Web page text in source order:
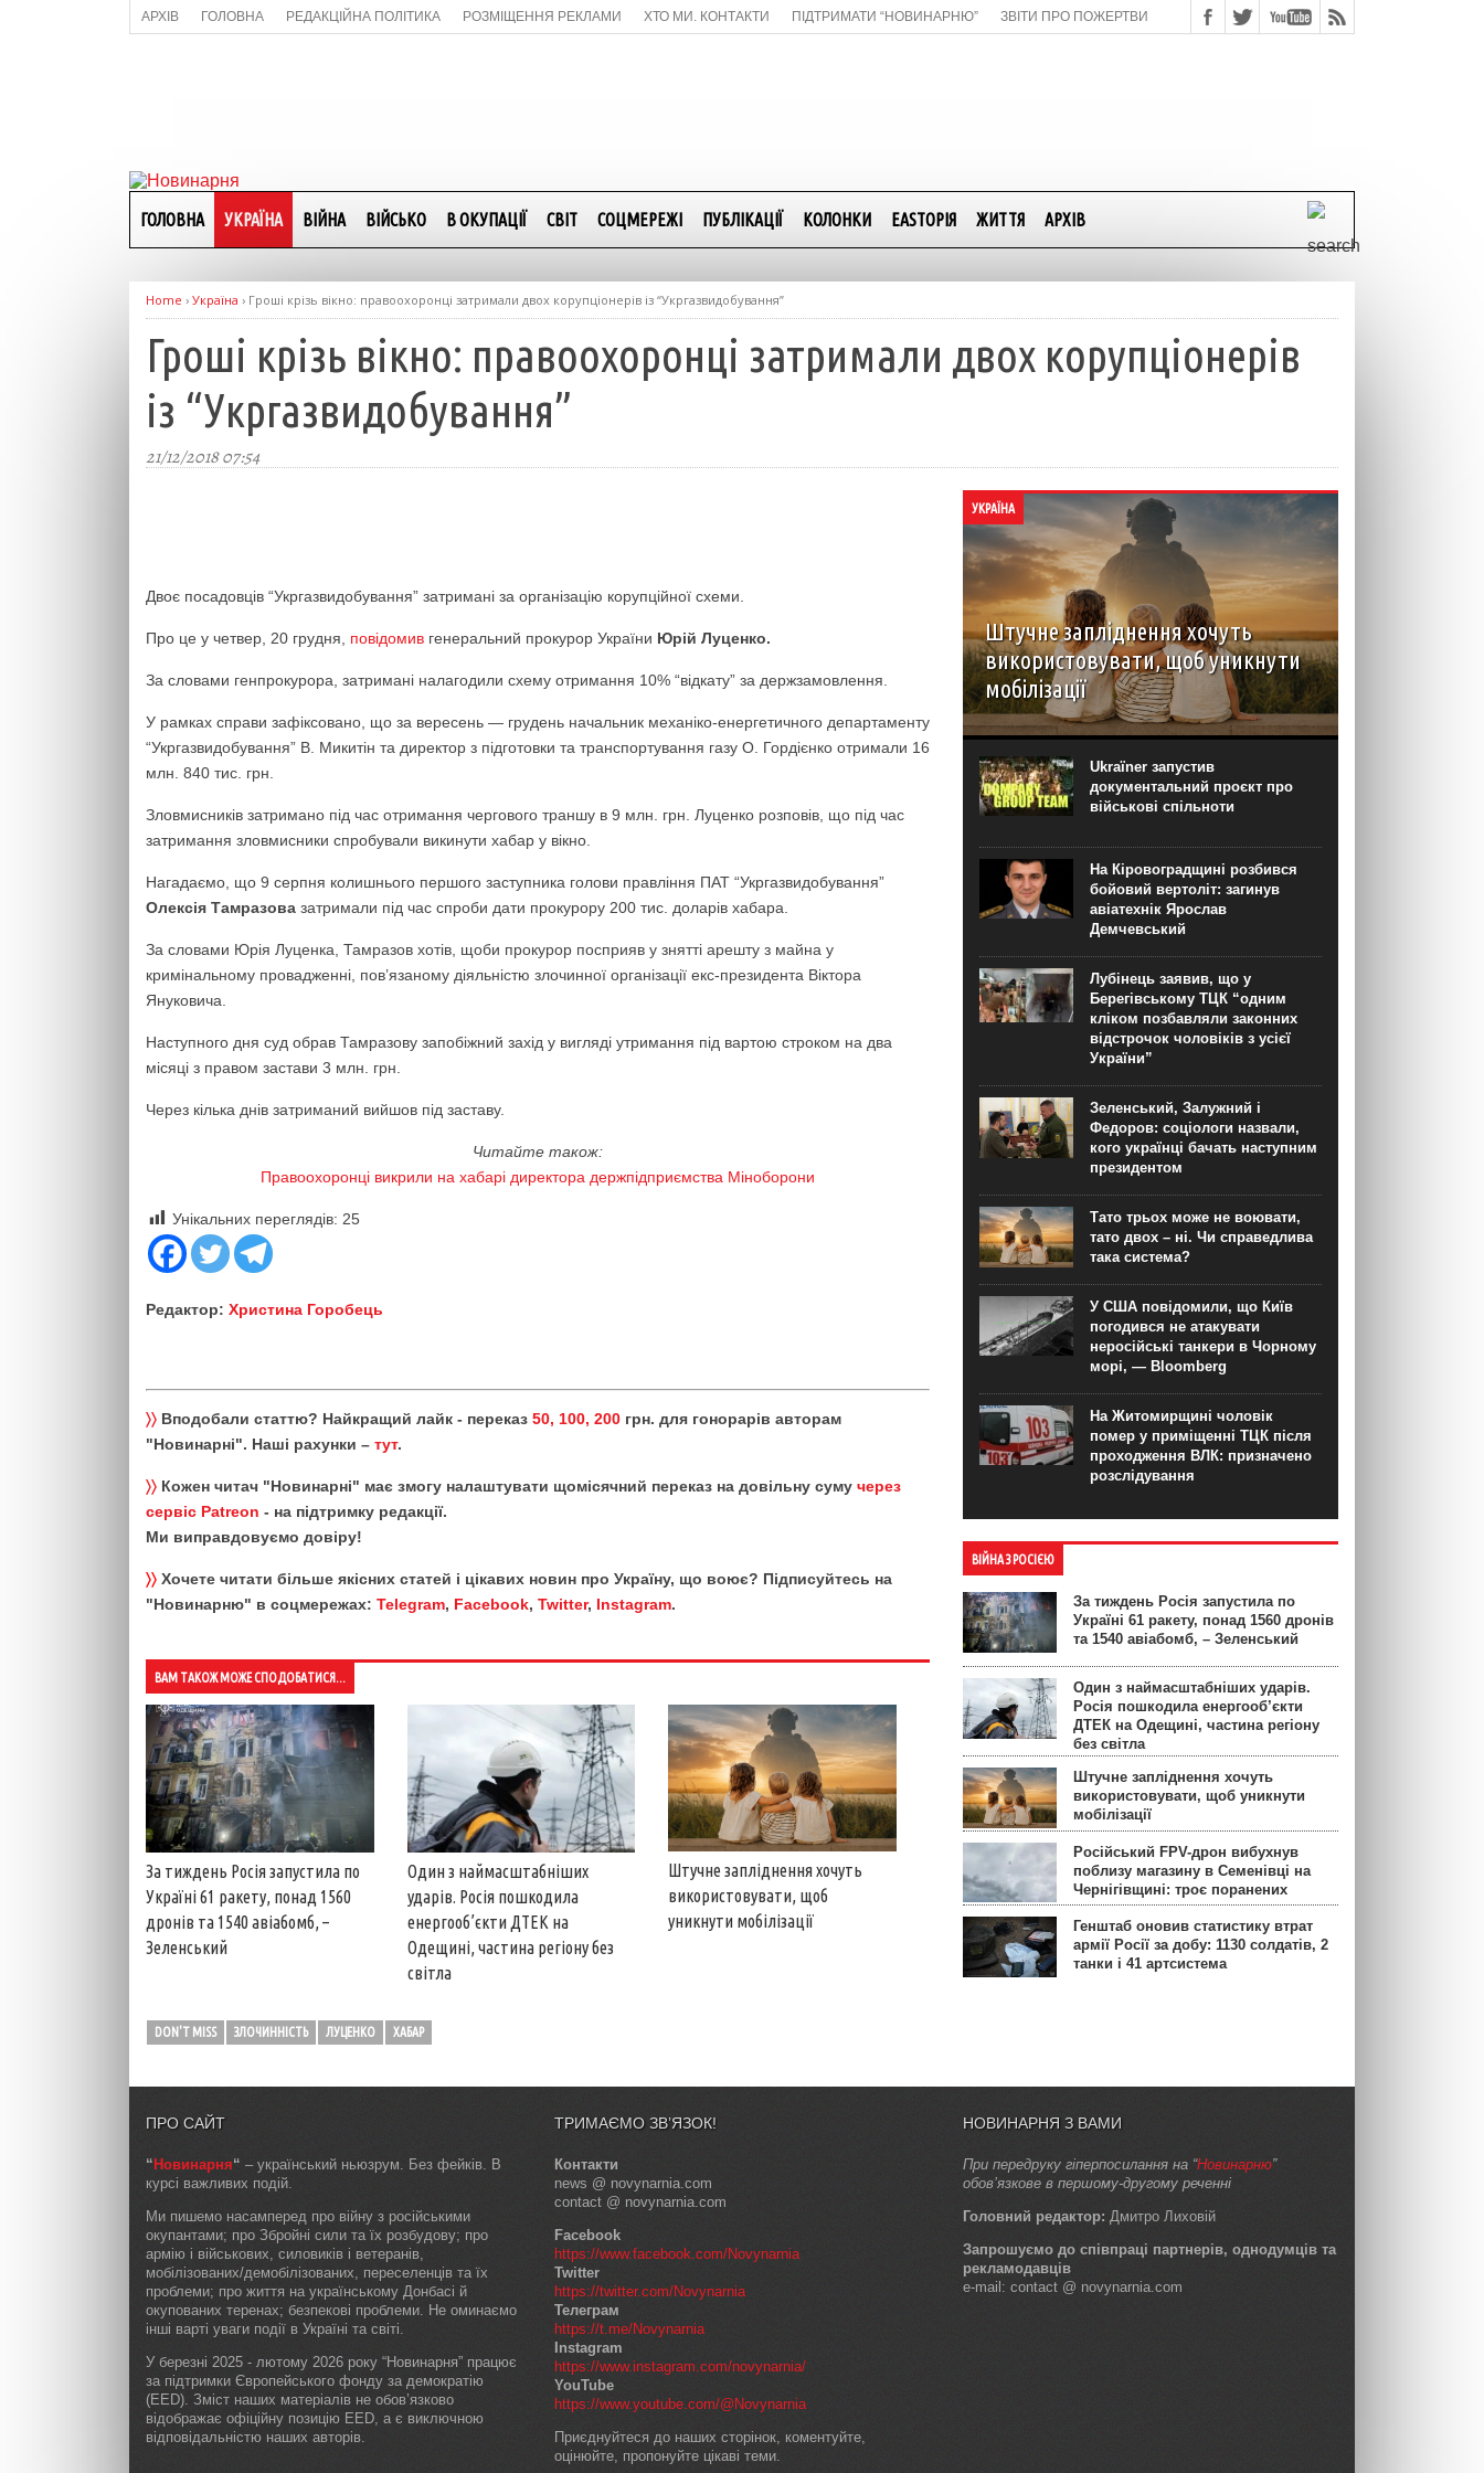
АРХІВ ГОЛОВНА РЕДАКЦІЙНА ПОЛІТИКА РОЗМІЩЕННЯ РЕКЛАМИ ХТО МИ. КОНТАКТИ ПІДТРИМАТИ “НОВИНАРНЮ” ЗВІТИ ПРО ПОЖЕРТВИ
ГОЛОВНА УКРАЇНА ВІЙНА ВІЙСЬКО В ОКУПАЦІЇ СВІТ СОЦМЕРЕЖІ ПУБЛІКАЦІЇ КОЛОНКИ EASTОРІЯ ЖИТТЯ АРХІВ
Home › Україна › Гроші крізь вікно: правоохоронці затримали двох корупціонерів із “Укргазвидобування”
Гроші крізь вікно: правоохоронці затримали двох корупціонерів
із “Укргазвидобування”
21/12/2018 07:54
Двоє посадовців “Укргазвидобування” затримані за організацію корупційної схеми.
Про це у четвер, 20 грудня, повідомив генеральний прокурор України Юрій Луценко.
За словами генпрокурора, затримані налагодили схему отримання 10% “відкату” за держзамовлення.
У рамках справи зафіксовано, що за вересень — грудень начальник механіко-енергетичного департаменту
“Укргазвидобування” В. Микитін та директор з підготовки та транспортування газу О. Гордієнко отримали 16
млн. 840 тис. грн.
Зловмисників затримано під час отримання чергового траншу в 9 млн. грн. Луценко розповів, що під час
затримання зловмисники спробували викинути хабар у вікно.
Нагадаємо, що 9 серпня колишнього першого заступника голови правління ПАТ “Укргазвидобування”
Олексія Тамразова затримали під час спроби дати прокурору 200 тис. доларів хабара.
За словами Юрія Луценка, Тамразов хотів, щоби прокурор посприяв у знятті арешту з майна у
кримінальному провадженні, пов’язаному діяльністю злочинної організації екс-президента Віктора
Януковича.
Наступного дня суд обрав Тамразову запобіжний захід у вигляді утримання під вартою строком на два
місяці з правом застави 3 млн. грн.
Через кілька днів затриманий вийшов під заставу.
Читайте також:
Правоохоронці викрили на хабарі директора держпідприємства Міноборони
Унікальних переглядів: 25
Редактор: Христина Горобець
〉〉 Вподобали статтю? Найкращий лайк - переказ 50, 100, 200 грн. для гонорарів авторам
"Новинарні". Наші рахунки – тут.
〉〉 Кожен читач "Новинарні" має змогу налаштувати щомісячний переказ на довільну суму через
сервіс Patreon - на підтримку редакції.
Ми виправдовуємо довіру!
〉〉 Хочете читати більше якісних статей і цікавих новин про Україну, що воює? Підписуйтесь на
"Новинарню" в соцмережах: Telegram, Facebook, Twitter, Instagram.
ВАМ ТАКОЖ МОЖЕ СПОДОБАТИСЯ...
За тиждень Росія запустила по
Україні 61 ракету, понад 1560
дронів та 1540 авіабомб, –
Зеленський
Один з наймасштабніших
ударів. Росія пошкодила
енергооб’єкти ДТЕК на
Одещині, частина регіону без
світла
Штучне запліднення хочуть
використовувати, щоб
уникнути мобілізації
DON'T MISS ЗЛОЧИННІСТЬ ЛУЦЕНКО ХАБАР
УКРАЇНА
Штучне запліднення хочуть
використовувати, щоб уникнути
мобілізації
З початку повномасштабного вторгнення в
Україні з’явилися прицільні запити на ЕКЗ
трьома ембріонами. Попит на процедуру може
бути пов’язаний із нормою закону про відстрочку
мобілізації батьків, що мають троє...
Ukraїner запустив
документальний проєкт про
військові спільноти
На Кіровоградщині розбився
бойовий вертоліт: загинув
авіатехнік Ярослав
Демчевський
Лубінець заявив, що у
Берегівському ТЦК “одним
кліком позбавляли законних
відстрочок чоловіків з усієї
України”
Зеленський, Залужний і
Федоров: соціологи назвали,
кого українці бачать наступним
президентом
Тато трьох може не воювати,
тато двох – ні. Чи справедлива
така система?
У США повідомили, що Київ
погодився не атакувати
неросійські танкери в Чорному
морі, — Bloomberg
На Житомирщині чоловік
помер у приміщенні ТЦК після
проходження ВЛК: призначено
розслідування
ВІЙНА З РОСІЄЮ
За тиждень Росія запустила по
Україні 61 ракету, понад 1560 дронів
та 1540 авіабомб, – Зеленський
Один з наймасштабніших ударів.
Росія пошкодила енергооб’єкти
ДТЕК на Одещині, частина регіону
без світла
Штучне запліднення хочуть
використовувати, щоб уникнути
мобілізації
Російський FPV-дрон вибухнув
поблизу магазину в Семенівці на
Чернігівщині: троє поранених
Генштаб оновив статистику втрат
армії Росії за добу: 1130 солдатів, 2
танки і 41 артсистема
ПРО САЙТ
“Новинарня“ – український ньюзрум. Без фейків. В
курсі важливих подій.
Ми пишемо насамперед про війну з російськими
окупантами; про Збройні сили та їх розбудову; про
армію і військових, силовиків і ветеранів,
мобілізованих/демобілізованих, переселенців та їх
проблеми; про життя на українському Донбасі й
окупованих теренах; безпекові проблеми. Не оминаємо
інші варті уваги події в Україні та світі.
У березні 2025 - лютому 2026 року “Новинарня” працює
за підтримки Європейського фонду за демократію
(EED). Зміст наших матеріалів не обов’язково
відображає офіційну позицію EED, а є виключною
відповідальністю наших авторів.
ТРИМАЄМО ЗВ’ЯЗОК!
Контакти
news @ novynarnia.com
contact @ novynarnia.com
Facebook
https://www.facebook.com/Novynarnia
Twitter
https://twitter.com/Novynarnia
Телеграм
https://t.me/Novynarnia
Instagram
https://www.instagram.com/novynarnia/
YouTube
https://www.youtube.com/@Novynarnia
Приєднуйтеся до наших сторінок, коментуйте,
оцінюйте, пропонуйте цікаві теми.
НОВИНАРНЯ З ВАМИ
При передруку гіперпосилання на “Новинарню”
обов’язкове в першому-другому реченні
Головний редактор: Дмитро Лиховій
Запрошуємо до співпраці партнерів, однодумців та
рекламодавців
e-mail: contact @ novynarnia.com